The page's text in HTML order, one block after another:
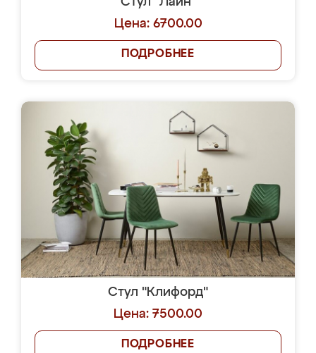
Цена: 6700.00
ПОДРОБНЕЕ
Стул "Клифорд"
Цена: 7500.00
ПОДРОБНЕЕ